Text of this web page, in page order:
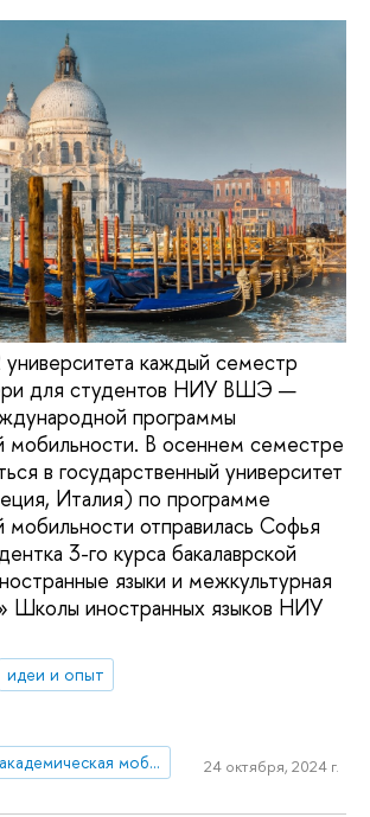
каждый семестр
для студентов НИУ ВШЭ —
программы
мобильности. В осеннем семестре
в государственный университет
Италия) по программе
мобильности отправилась Софья
3-го курса бакалаврской
языки и межкультурная
Школы иностранных языков НИУ
идеи и опыт
международная академическая мобильность
24 октября, 2024 г.